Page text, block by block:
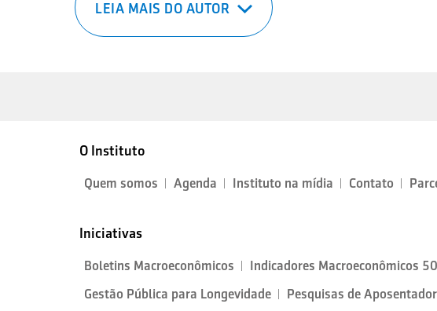
LEIA MAIS DO AUTOR
O Instituto
Quem somos Agenda Instituto na mídia Contato
Iniciativas
Boletins Macroeconômicos Indicadores Macroeconômicos
Gestão Pública para Longevidade
Pesquisas de